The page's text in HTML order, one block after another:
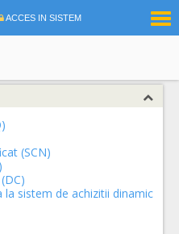
ACCES IN SISTEM
(SCN)
sistem de achizitii dinamic